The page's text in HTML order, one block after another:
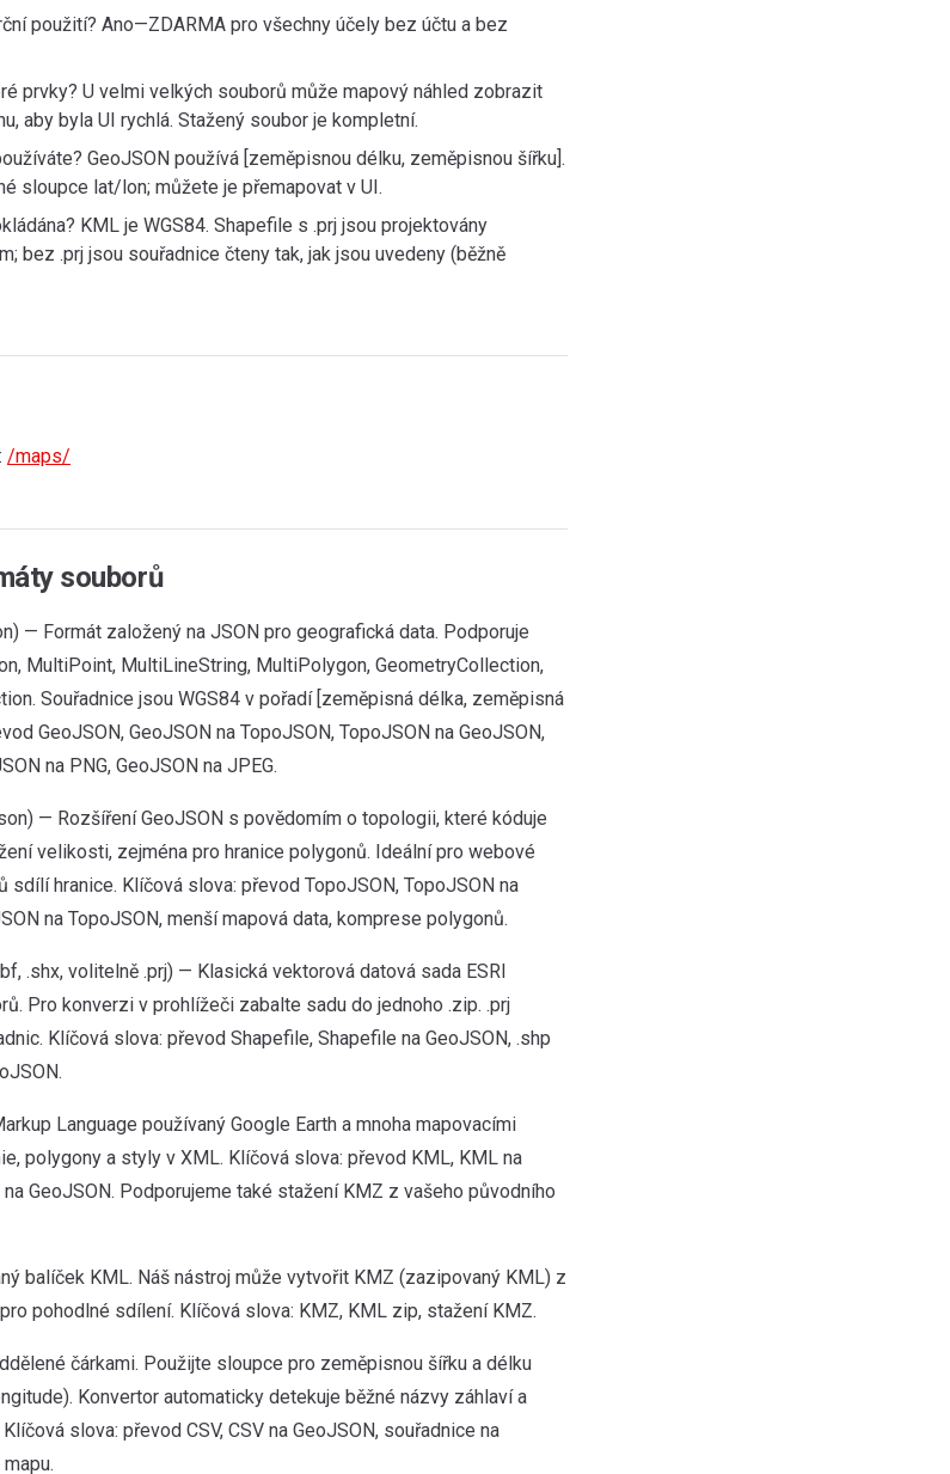
použití? Ano—ZDARMA pro všechny účely bez účtu a bez
prvky? U velmi velkých souborů může mapový náhled zobrazit
aby byla UI rychlá. Stažený soubor je kompletní.
GeoJSON používá [zeměpisnou délku, zeměpisnou šířku].
sloupce lat/lon; můžete je přemapovat v UI.
KML je WGS84. Shapefile s .prj jsou projektovány
bez .prj jsou souřadnice čteny tak, jak jsou uvedeny (běžně
/maps/
souborů
— Formát založený na JSON pro geografická data. Podporuje
MultiPoint, MultiLineString, MultiPolygon, GeometryCollection,
Souřadnice jsou WGS84 v pořadí [zeměpisná délka, zeměpisná
GeoJSON, GeoJSON na TopoJSON, TopoJSON na GeoJSON,
na PNG, GeoJSON na JPEG.
— Rozšíření GeoJSON s povědomím o topologii, které kóduje
velikosti, zejména pro hranice polygonů. Ideální pro webové
sdílí hranice. Klíčová slova: převod TopoJSON, TopoJSON na
na TopoJSON, menší mapová data, komprese polygonů.
.shx, volitelně .prj) — Klasická vektorová datová sada ESRI
Pro konverzi v prohlížeči zabalte sadu do jednoho .zip. .prj
Klíčová slova: převod Shapefile, Shapefile na GeoJSON, .shp
Language používaný Google Earth a mnoha mapovacími
polygony a styly v XML. Klíčová slova: převod KML, KML na
na GeoJSON. Podporujeme také stažení KMZ z vašeho původního
balíček KML. Náš nástroj může vytvořit KMZ (zazipovaný KML) z
pohodlné sdílení. Klíčová slova: KMZ, KML zip, stažení KMZ.
čárkami. Použijte sloupce pro zeměpisnou šířku a délku
Konvertor automaticky detekuje běžné názvy záhlaví a
slova: převod CSV, CSV na GeoJSON, souřadnice na